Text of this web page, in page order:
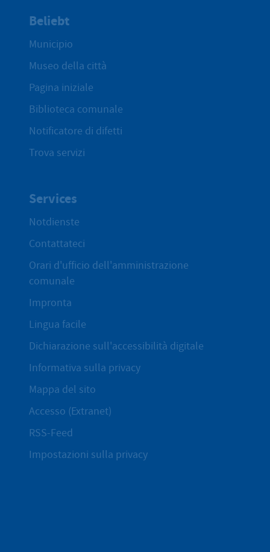
Beliebt
Municipio
Museo della città
Pagina iniziale
Biblioteca comunale
Notificatore di difetti
Trova servizi
Services
Notdienste
Contattateci
Orari d'ufficio dell'amministrazione
comunale
Impronta
Lingua facile
Dichiarazione sull'accessibilità digitale
Informativa sulla privacy
Mappa del sito
Accesso (Extranet)
RSS-Feed
Impostazioni sulla privacy